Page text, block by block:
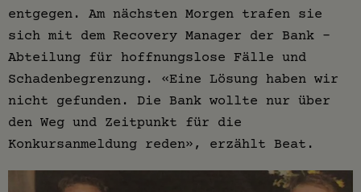
entgegen. Am nächsten Morgen trafen sie
sich mit dem Recovery Manager der Bank –
Abteilung für hoffnungslose Fälle und
Schadenbegrenzung. «Eine Lösung haben wir
nicht gefunden. Die Bank wollte nur über
den Weg und Zeitpunkt für die
Konkursanmeldung reden», erzählt Beat.